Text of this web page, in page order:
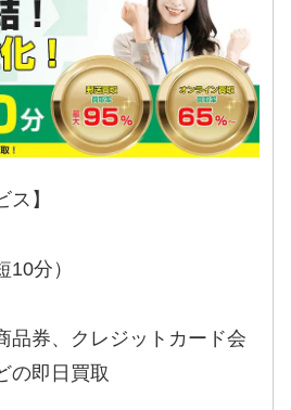
ス】
10分）
品券、クレジットカード会
の即日買取